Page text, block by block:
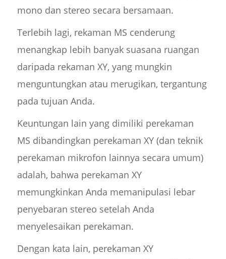
mono dan stereo secara bersamaan.
Terlebih lagi, rekaman MS cenderung
menangkap lebih banyak suasana ruangan
daripada rekaman XY, yang mungkin
menguntungkan atau merugikan, tergantung
pada tujuan Anda.
Keuntungan lain yang dimiliki perekaman
MS dibandingkan perekaman XY (dan teknik
perekaman mikrofon lainnya secara umum)
adalah, bahwa perekaman XY
memungkinkan Anda memanipulasi lebar
penyebaran stereo setelah Anda
menyelesaikan perekaman.
Dengan kata lain, perekaman XY